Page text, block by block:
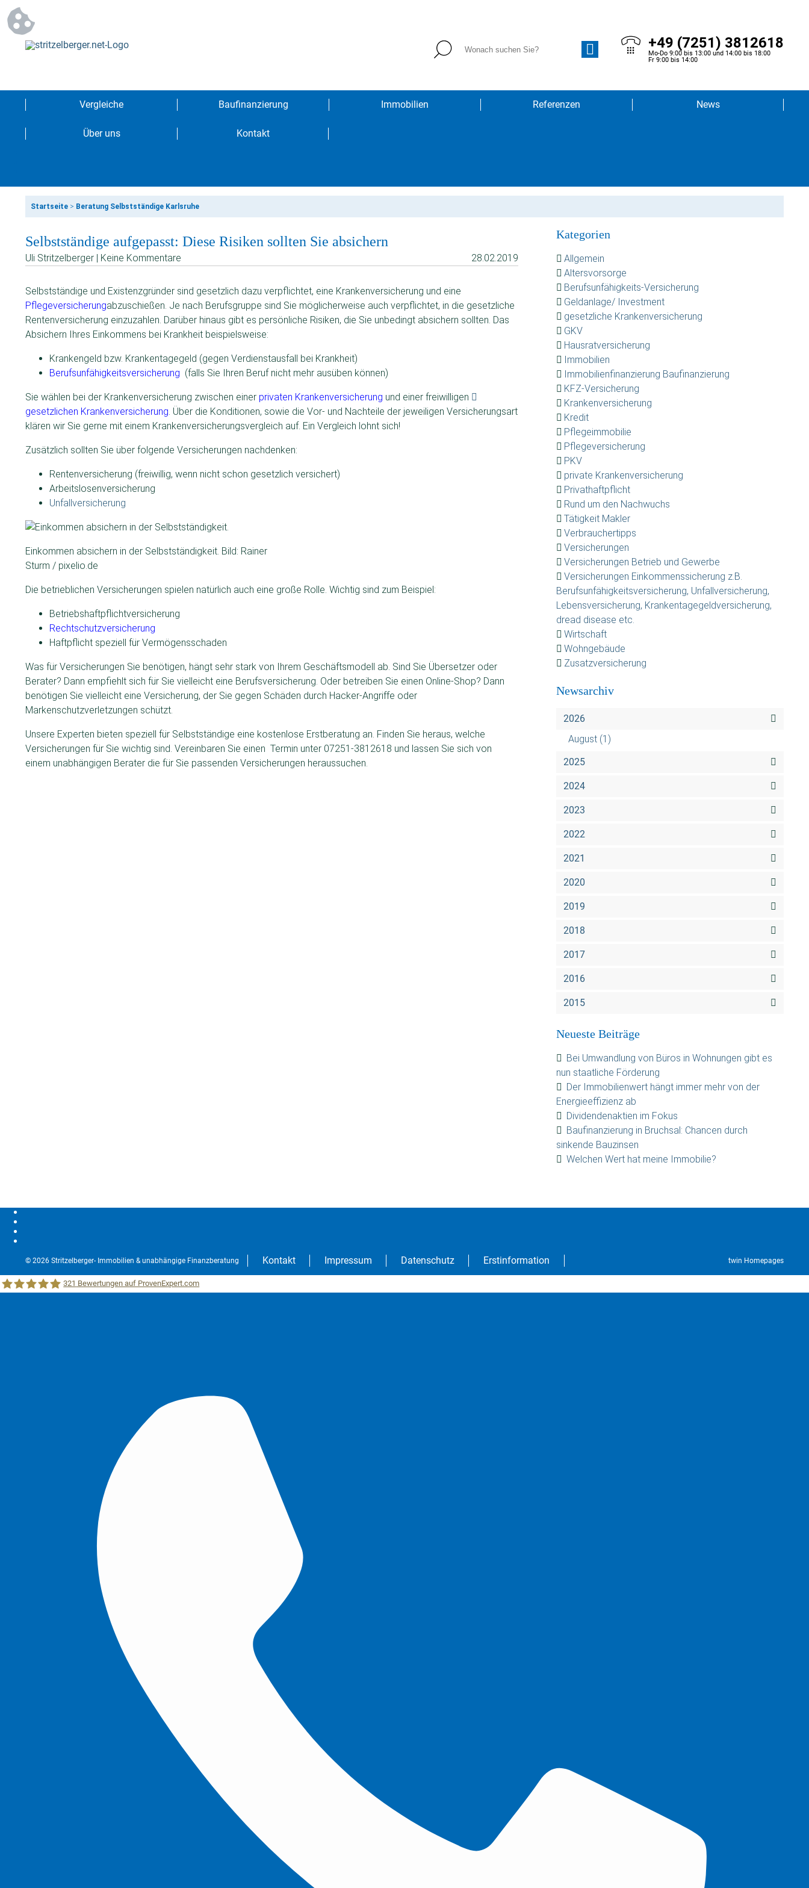
+49 (7251) 3812618
Mo-Do 9:00 bis 13:00 und 14:00 bis 18:00
Fr 9:00 bis 14:00
Vergleiche Baufinanzierung Immobilien Referenzen News
Über uns Kontakt
Startseite > Beratung Selbstständige Karlsruhe
Selbstständige aufgepasst: Diese Risiken sollten Sie absichern
Uli Stritzelberger | Keine Kommentare 28.02.2019
Selbstständige und Existenzgründer sind gesetzlich dazu verpflichtet, eine Krankenversicherung und eine
Pflegeversicherungabzuschießen. Je nach Berufsgruppe sind Sie möglicherweise auch verpflichtet, in die gesetzliche
Rentenversicherung einzuzahlen. Darüber hinaus gibt es persönliche Risiken, die Sie unbedingt absichern sollten. Das
Absichern Ihres Einkommens bei Krankheit beispielsweise:
Krankengeld bzw. Krankentagegeld (gegen Verdienstausfall bei Krankheit)
Berufsunfähigkeitsversicherung (falls Sie Ihren Beruf nicht mehr ausüben können)
Sie wählen bei der Krankenversicherung zwischen einer privaten Krankenversicherung und einer freiwilligen
gesetzlichen Krankenversicherung. Über die Konditionen, sowie die Vor- und Nachteile der jeweiligen Versicherungsart
klären wir Sie gerne mit einem Krankenversicherungsvergleich auf. Ein Vergleich lohnt sich!
Zusätzlich sollten Sie über folgende Versicherungen nachdenken:
Rentenversicherung (freiwillig, wenn nicht schon gesetzlich versichert)
Arbeitslosenversicherung
Unfallversicherung
Einkommen absichern in der Selbstständigkeit. Bild: Rainer
Sturm / pixelio.de
Die betrieblichen Versicherungen spielen natürlich auch eine große Rolle. Wichtig sind zum Beispiel:
Betriebshaftpflichtversicherung
Rechtschutzversicherung
Haftpflicht speziell für Vermögensschaden
Was für Versicherungen Sie benötigen, hängt sehr stark von Ihrem Geschäftsmodell ab. Sind Sie Übersetzer oder
Berater? Dann empfiehlt sich für Sie vielleicht eine Berufsversicherung. Oder betreiben Sie einen Online-Shop? Dann
benötigen Sie vielleicht eine Versicherung, der Sie gegen Schäden durch Hacker-Angriffe oder
Markenschutzverletzungen schützt.
Unsere Experten bieten speziell für Selbstständige eine kostenlose Erstberatung an. Finden Sie heraus, welche
Versicherungen für Sie wichtig sind. Vereinbaren Sie einen Termin unter 07251-3812618 und lassen Sie sich von
einem unabhängigen Berater die für Sie passenden Versicherungen heraussuchen.
Kategorien
Allgemein
Altersvorsorge
Berufsunfähigkeits-Versicherung
Geldanlage/ Investment
gesetzliche Krankenversicherung
GKV
Hausratversicherung
Immobilien
Immobilienfinanzierung Baufinanzierung
KFZ-Versicherung
Krankenversicherung
Kredit
Pflegeimmobilie
Pflegeversicherung
PKV
private Krankenversicherung
Privathaftpflicht
Rund um den Nachwuchs
Tätigkeit Makler
Verbrauchertipps
Versicherungen
Versicherungen Betrieb und Gewerbe
Versicherungen Einkommenssicherung z.B.
Berufsunfähigkeitsversicherung, Unfallversicherung,
Lebensversicherung, Krankentagegeldversicherung,
dread disease etc.
Wirtschaft
Wohngebäude
Zusatzversicherung
Newsarchiv
2026
August (1)
2025
2024
2023
2022
2021
2020
2019
2018
2017
2016
2015
Neueste Beiträge
Bei Umwandlung von Büros in Wohnungen gibt es
nun staatliche Förderung
Der Immobilienwert hängt immer mehr von der
Energieeffizienz ab
Dividendenaktien im Fokus
Baufinanzierung in Bruchsal: Chancen durch
sinkende Bauzinsen
Welchen Wert hat meine Immobilie?
Kontakt Impressum Datenschutz Erstinformation
© 2026 Stritzelberger- Immobilien & unabhängige Finanzberatung twin Homepages
321 Bewertungen auf ProvenExpert.com